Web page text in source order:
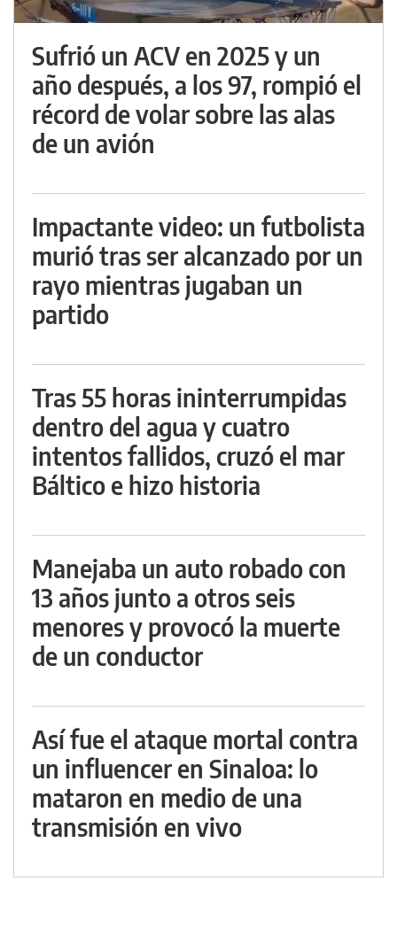
Sufrió un ACV en 2025 y un
año después, a los 97, rompió el
récord de volar sobre las alas
de un avión
Impactante video: un futbolista
murió tras ser alcanzado por un
rayo mientras jugaban un
partido
Tras 55 horas ininterrumpidas
dentro del agua y cuatro
intentos fallidos, cruzó el mar
Báltico e hizo historia
Manejaba un auto robado con
13 años junto a otros seis
menores y provocó la muerte
de un conductor
Así fue el ataque mortal contra
un influencer en Sinaloa: lo
mataron en medio de una
transmisión en vivo